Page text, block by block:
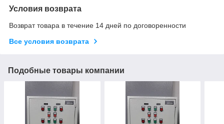
Условия возврата
Возврат товара в течение 14 дней по договоренности
Все условия возврата
Подобные товары компании